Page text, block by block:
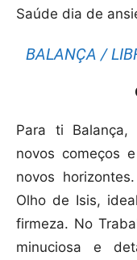
Saúde dia de
BALANÇA /
Para ti
novos começos
novos
Olho de Isis,
firmeza. No
minuciosa e